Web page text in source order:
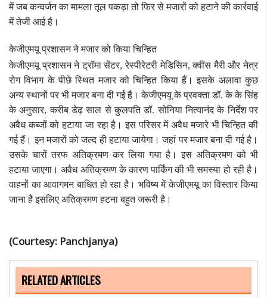
में जब कन्वर्जन का मामला तूल पकड़ा तो फिर से मजारों को हटाने की कार्रवाई
में तेजी आई है।
केजीएमयू प्रशासन ने मजार को किया चिन्हित
केजीएमयू प्रशासन ने ट्रॉमा सेंटर, रेस्पीरेटरी मेडिसिन, क्वींस मैरी और नेत्र
रोग विभाग के पीछे स्थित मजार को चिन्हित किया हैं। इसके अलावा कुछ
अन्य स्थानों पर भी मजार बना दी गई है। केजीएमयू के प्रवक्ता डॉ. के के सिंह
के अनुसार, करीब डेढ़ साल से कुलपति डॉ. सोनिया नित्यानंद के निर्देश पर
अवैध कब्जों को हटाया जा रहा है। इस परिसर में अवैध मजारे भी चिन्हित की
गई हैं। इन मजारों को जल्द ही हटाया जायेगा। जहां पर मजार बना दी गई है।
उसके चारों तरफ अतिक्रमण कर लिया गया है। इस अतिक्रमण को भी
हटाया जाएगा। अवैध अतिक्रमण के कारण पार्किंग की भी समस्या हो रही है।
वाहनों का आवागमन बाधित हो रहा है। भविष्य में केजीएमयू का विस्तार किया
जाना है इसलिए अतिक्रमण हटना बहुत जरूरी है।
(Courtesy: Panchjanya)
RELATED ARTICLES